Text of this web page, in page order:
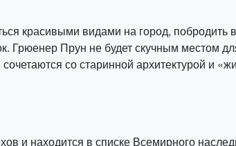
красивыми видами на город, побродить в
Грюенер Прун не будет скучным местом
со старинной архитектурой и
и находится в списке Всемирного